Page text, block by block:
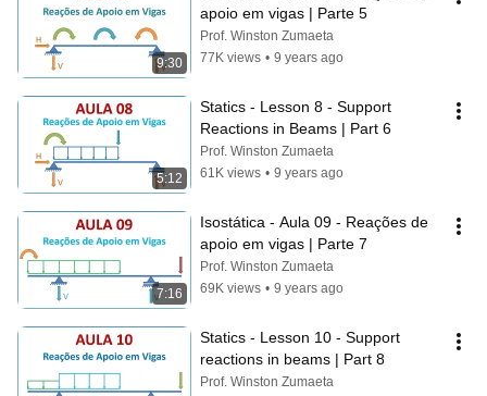
9:30
apoio em vigas | Parte 5
Prof. Winston Zumaeta
77K views • 9 years ago
5:12
Statics - Lesson 8 - Support
Reactions in Beams | Part 6
Prof. Winston Zumaeta
61K views • 9 years ago
7:16
Isostática - Aula 09 - Reações de
apoio em vigas | Parte 7
Prof. Winston Zumaeta
69K views • 9 years ago
Statics - Lesson 10 - Support
reactions in beams | Part 8
Prof. Winston Zumaeta